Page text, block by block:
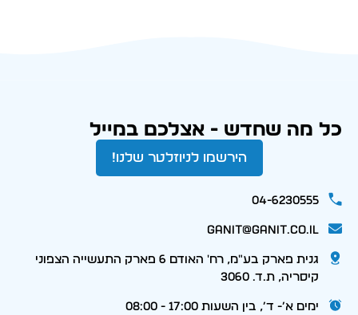
כל מה שחדש - אצלכם במייל
הירשמו לניוזלטר שלנו!
04-6230555
ganit@ganit.co.il
גנית פארק בע"מ, רח' האודם 6 פארק התעשייה הצפוני
קיסריה, ת.ד. 3060
ימים א׳- ד׳, בין השעות 17:00 - 08:00